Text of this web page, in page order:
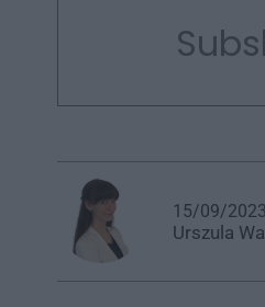
15/09/2023
Urszula